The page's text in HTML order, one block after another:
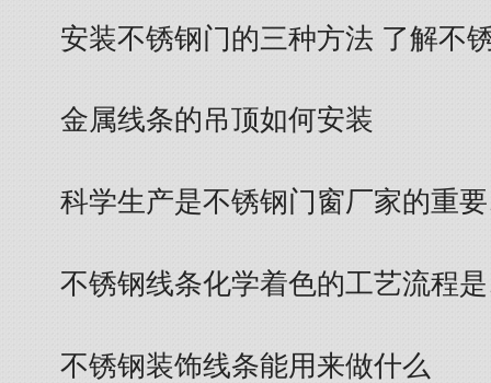
安装不锈钢门的三种方法 了解不
金属线条的吊顶如何安装
科学生产是不锈钢门窗厂家的重
不锈钢线条化学着色的工艺流程
不锈钢装饰线条能用来做什么